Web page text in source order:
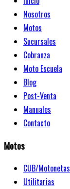
Nosotros
Motos
Sucursales
Cobranza
Moto Escuela
Blog
Post-Venta
Manuales
Contacto
Motos
CUB/Motonetas
Utilitarias